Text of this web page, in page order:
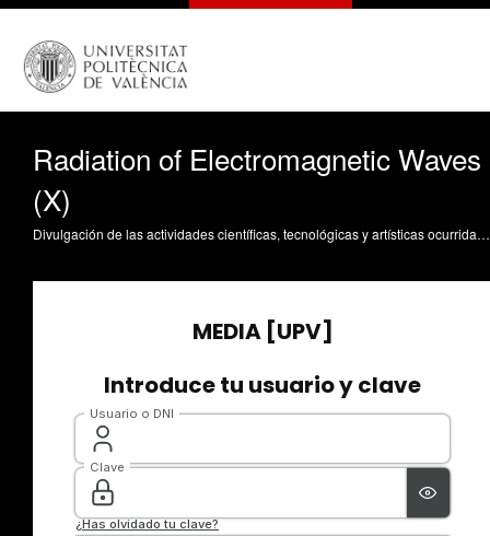
Radiation of Electromagnetic Waves
(X)
Divulgación de las actividades científicas, tecnológicas y artísticas ocurridas en los tres campus de la UPV